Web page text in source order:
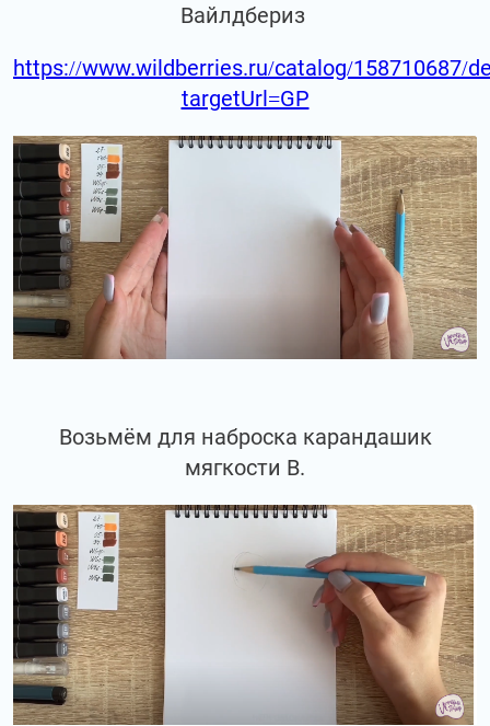
Вайлдбериз
https://www.wildberries.ru/catalog/158710687/
targetUrl=GP
Возьмём для наброска карандашик
мягкости В.